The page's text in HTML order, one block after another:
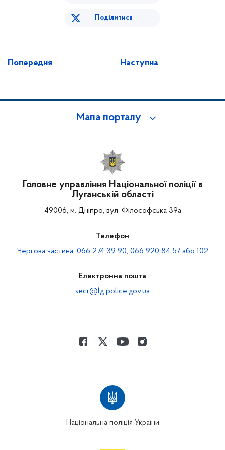
Поділитися
Попередня Наступна
Мапа порталу
Головне управління Національної поліції в
Луганській області
49006, м. Дніпро, вул. Філософська 39а
Телефон
Чергова частина: 066 274 39 90, 066 920 84 57 або 102
Електронна пошта
secr@lg.police.gov.ua
Національна поліція України